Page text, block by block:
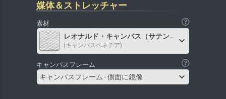
媒体＆ストレッチャー
素材
レオナルド・キャンバス（サテン）
(キャンバスベネチア)
キャンバスフレーム
キャンバスフレーム - 側面に鏡像